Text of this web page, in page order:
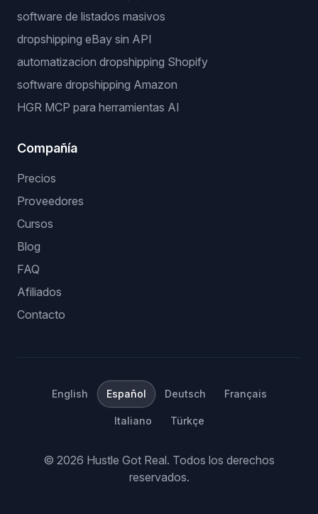
software de listados masivos
dropshipping eBay sin API
automatizacion dropshipping Shopify
software dropshipping Amazon
HGR MCP para herramientas AI
Compañía
Precios
Proveedores
Cursos
Blog
FAQ
Afiliados
Contacto
English Español Deutsch Français
Italiano Türkçe
© 2026 Hustle Got Real. Todos los derechos
reservados.